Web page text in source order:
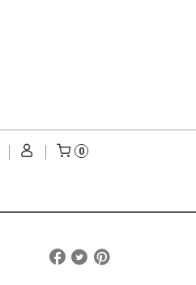
0